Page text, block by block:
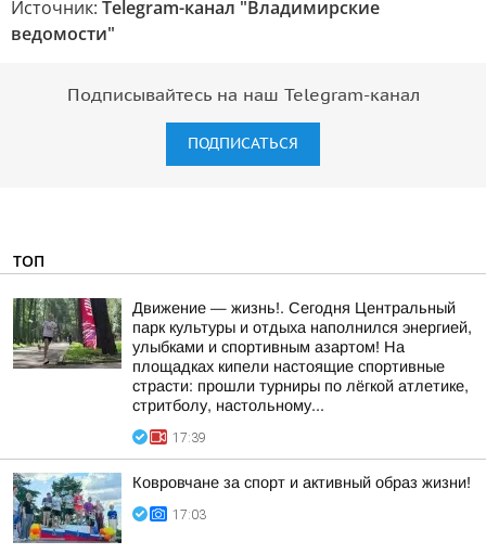
Источник: Telegram-канал "Владимирские
ведомости"
Подписывайтесь на наш Telegram-канал
ПОДПИСАТЬСЯ
ТОП
Движение — жизнь!. Сегодня Центральный
парк культуры и отдыха наполнился энергией,
улыбками и спортивным азартом! На
площадках кипели настоящие спортивные
страсти: прошли турниры по лёгкой атлетике,
стритболу, настольному...
17:39
Ковровчане за спорт и активный образ жизни!
17:03